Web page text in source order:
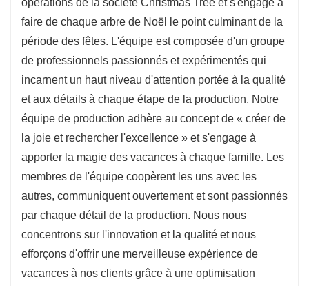
opérations de la société Christmas Tree et s'engage à
faire de chaque arbre de Noël le point culminant de la
période des fêtes. L'équipe est composée d'un groupe
de professionnels passionnés et expérimentés qui
incarnent un haut niveau d'attention portée à la qualité
et aux détails à chaque étape de la production. Notre
équipe de production adhère au concept de « créer de
la joie et rechercher l'excellence » et s'engage à
apporter la magie des vacances à chaque famille. Les
membres de l'équipe coopèrent les uns avec les
autres, communiquent ouvertement et sont passionnés
par chaque détail de la production. Nous nous
concentrons sur l'innovation et la qualité et nous
efforçons d'offrir une merveilleuse expérience de
vacances à nos clients grâce à une optimisation